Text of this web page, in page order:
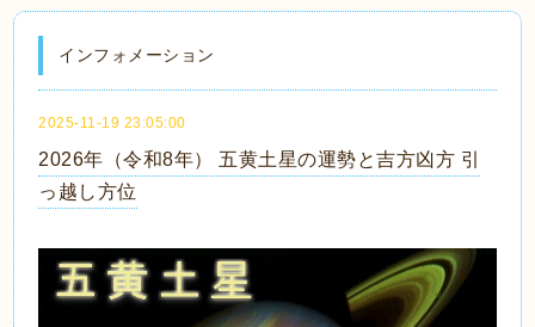
インフォメーション
2025-11-19 23:05:00
2026年（令和8年） 五黄土星の運勢と吉方凶方 引
っ越し方位